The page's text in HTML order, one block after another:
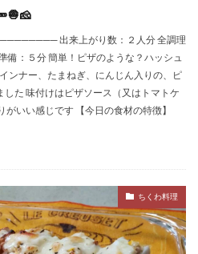
出来上がり数：２人分 全調理
備：５分 簡単！ピザのような？ハッシュ
ンナー、たまねぎ、にんじん入りの、ピ
た 味付けはピザソース（又はトマトケ
いい感じです 【今日の食材の特徴】
ちくわ料理